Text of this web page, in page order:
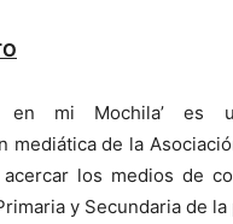
en mi Mochila’ es
mediática de la
acercar los medios de
y Secundaria de